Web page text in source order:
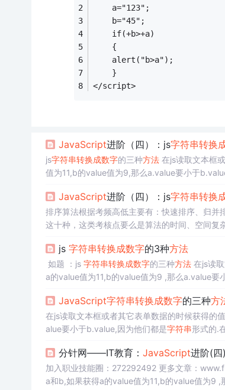
	a="123";
	b="45";
	if(+b>+a)
	{
	alert("b>a");
	}
</script>
JavaScript进阶（四）：js字符串转换
js字符串转换成数字的三种方法 在js读取文本框
值为11,b的value值为9,那么a.value要小于
JavaScript进阶（四）：js字符串转换
排序算法根据考频高低主要有：快速排序、归
这十种，这类考核点要么是算法的时间、空间复
上例利用了js的弱类型的特点，只进行了算术运算
js 字符串转换成数字的3种方法
如题 ：js 字符串转换成数字的三种方法 在js读
a的value值为11,b的value值为9 ,那么a.value要
JavaScript字符串转换成数字的三种方
在js读取文本框或者其它表单数据的时候获得的
alue要小于b.value,因为他们都是字符串形式的.
分针网——IT教育： JavaScript进阶(四
a和b,如果获得a的value值为11,b的value值为9